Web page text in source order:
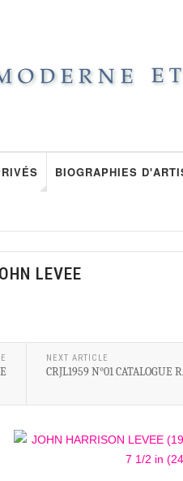
BIOGRAPHIES
LEVEE
NEXT ARTICLE
CRJL1959 N°01 CATALOGUE